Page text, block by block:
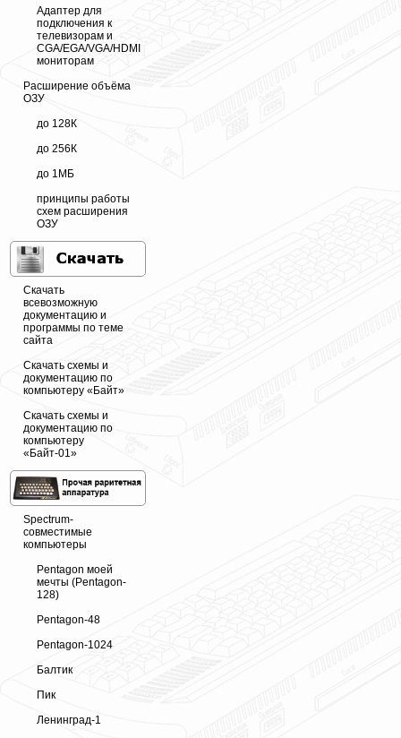
Адаптер для
подключения к
телевизорам и
CGA/EGA/VGA/HDMI
мониторам
Расширение объёма
ОЗУ
до 128К
до 256К
до 1МБ
принципы работы
схем расширения
ОЗУ
Скачать
всевозможную
документацию и
программы по теме
сайта
Скачать схемы и
документацию по
компьютеру «Байт»
Скачать схемы и
документацию по
компьютеру
«Байт-01»
Spectrum-
совместимые
компьютеры
Pentagon моей
мечты (Pentagon-
128)
Pentagon-48
Pentagon-1024
Балтик
Пик
Ленинград-1